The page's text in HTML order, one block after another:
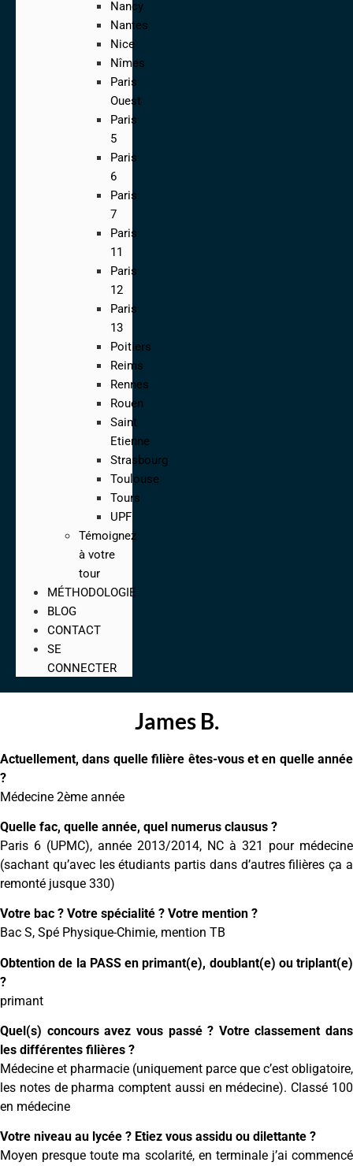
Nancy
Nantes
Nice
Nîmes
Paris
Ouest
Paris
5
Paris
6
Paris
7
Paris
11
Paris
12
Paris
13
Poitiers
Reims
Rennes
Rouen
Saint
Etienne
Strasbourg
Toulouse
Tours
UPF
Témoignez
à votre
tour
MÉTHODOLOGIE
BLOG
CONTACT
SE
CONNECTER
James B.
Actuellement, dans quelle filière êtes-vous et en quelle année
?
Médecine 2ème année
Quelle fac, quelle année, quel numerus clausus ?
Paris 6 (UPMC), année 2013/2014, NC à 321 pour médecine
(sachant qu’avec les étudiants partis dans d’autres filières ça a
remonté jusque 330)
Votre bac ? Votre spécialité ? Votre mention ?
Bac S, Spé Physique-Chimie, mention TB
Obtention de la PASS en primant(e), doublant(e) ou triplant(e)
?
primant
Quel(s) concours avez vous passé ? Votre classement dans
les différentes filières ?
Médecine et pharmacie (uniquement parce que c’est obligatoire,
les notes de pharma comptent aussi en médecine). Classé 100
en médecine
Votre niveau au lycée ? Etiez vous assidu ou dilettante ?
Moyen presque toute ma scolarité, en terminale j’ai commencé